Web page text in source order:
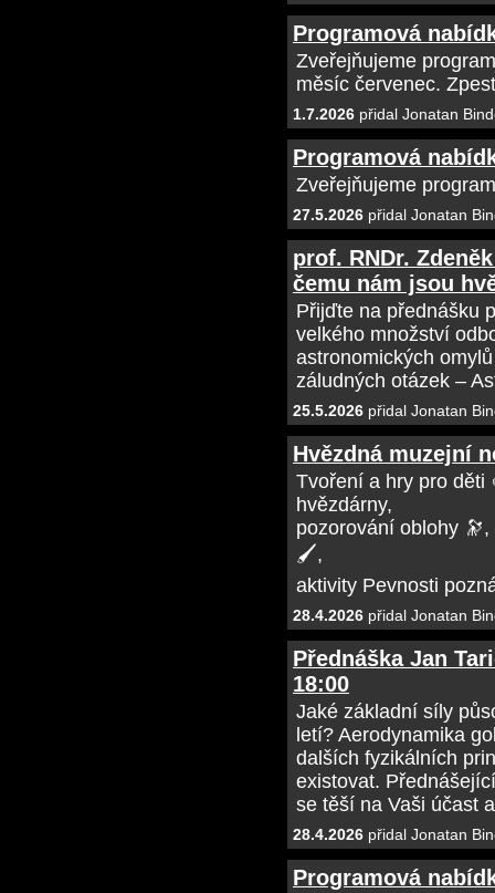
Programová
Zveřejňujeme
měsíc červenec.
1.7.2026 přidal Jonatan
Programová
Zveřejňujeme
27.5.2026 přidal Jonatan
prof. RNDr.
čemu nám jsou
Přijďte na přednášku
velkého množství
astronomických
záludných otázek –
25.5.2026 přidal Jonatan
Hvězdná muzejní
Tvoření a hry pro děti
hvězdárny,
pozorování oblohy
🖌️,
aktivity Pevnosti
28.4.2026 přidal Jonatan
Přednáška Jan
18:00
Jaké základní síly
letí? Aerodynamika
dalších fyzikálních
existovat.
se těší na Vaši účast
28.4.2026 přidal Jonatan
Programová